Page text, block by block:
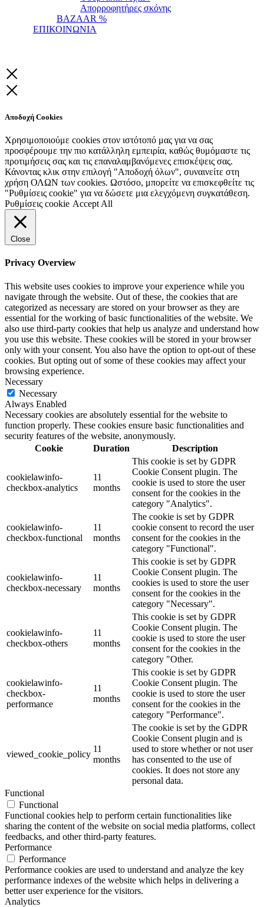
Απορροφητήρες σκόνης
BAZAAR %
ΕΠΙΚΟΙΝΩΝΙΑ
Αποδοχή Cookies
Χρησιμοποιούμε cookies στον ιστότοπό μας για να σας
προσφέρουμε την πιο κατάλληλη εμπειρία, καθώς θυμόμαστε τις
προτιμήσεις σας και τις επαναλαμβανόμενες επισκέψεις σας.
Κάνοντας κλικ στην επιλογή "Αποδοχή όλων", συναινείτε στη
χρήση ΟΛΩΝ των cookies. Ωστόσο, μπορείτε να επισκεφθείτε τις
"Ρυθμίσεις cookie" για να δώσετε μια ελεγχόμενη συγκατάθεση.
Ρυθμίσεις cookie Accept All
Close
Privacy Overview
This website uses cookies to improve your experience while you
navigate through the website. Out of these, the cookies that are
categorized as necessary are stored on your browser as they are
essential for the working of basic functionalities of the website. We
also use third-party cookies that help us analyze and understand how
you use this website. These cookies will be stored in your browser
only with your consent. You also have the option to opt-out of these
cookies. But opting out of some of these cookies may affect your
browsing experience.
Necessary
Necessary
Always Enabled
Necessary cookies are absolutely essential for the website to
function properly. These cookies ensure basic functionalities and
security features of the website, anonymously.
Cookie
Duration Description
cookielawinfo-
checkbox-analytics
11
months
This cookie is set by GDPR
Cookie Consent plugin. The
cookie is used to store the user
consent for the cookies in the
category "Analytics".
cookielawinfo-
checkbox-functional
11
months
The cookie is set by GDPR
cookie consent to record the user
consent for the cookies in the
category "Functional".
cookielawinfo-
checkbox-necessary
11
months
This cookie is set by GDPR
Cookie Consent plugin. The
cookies is used to store the user
consent for the cookies in the
category "Necessary".
cookielawinfo-
checkbox-others
11
months
This cookie is set by GDPR
Cookie Consent plugin. The
cookie is used to store the user
consent for the cookies in the
category "Other.
cookielawinfo-
checkbox-
performance
11
months
This cookie is set by GDPR
Cookie Consent plugin. The
cookie is used to store the user
consent for the cookies in the
category "Performance".
viewed_cookie_policy
11
months
The cookie is set by the GDPR
Cookie Consent plugin and is
used to store whether or not user
has consented to the use of
cookies. It does not store any
personal data.
Functional
Functional
Functional cookies help to perform certain functionalities like
sharing the content of the website on social media platforms, collect
feedbacks, and other third-party features.
Performance
Performance
Performance cookies are used to understand and analyze the key
performance indexes of the website which helps in delivering a
better user experience for the visitors.
Analytics